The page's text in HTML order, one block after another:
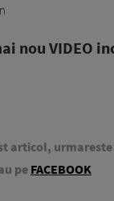
nou VIDEO
articol, urmareste
pe FACEBOOK